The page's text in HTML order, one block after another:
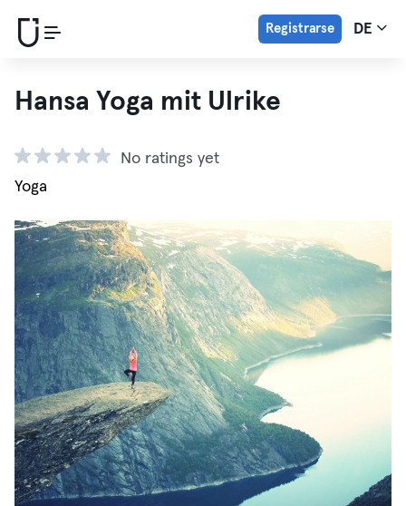
Registrarse DE
Hansa Yoga mit Ulrike
No ratings yet
Yoga